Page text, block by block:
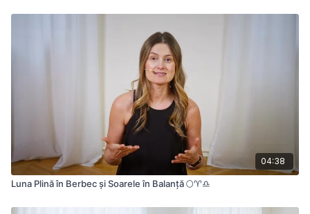
04:38
Luna Plină în Berbec și Soarele în Balanță 🌕♈️♎️